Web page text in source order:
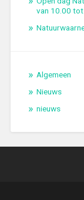
van 10.00
Algemeen
Nieuws
nieuws